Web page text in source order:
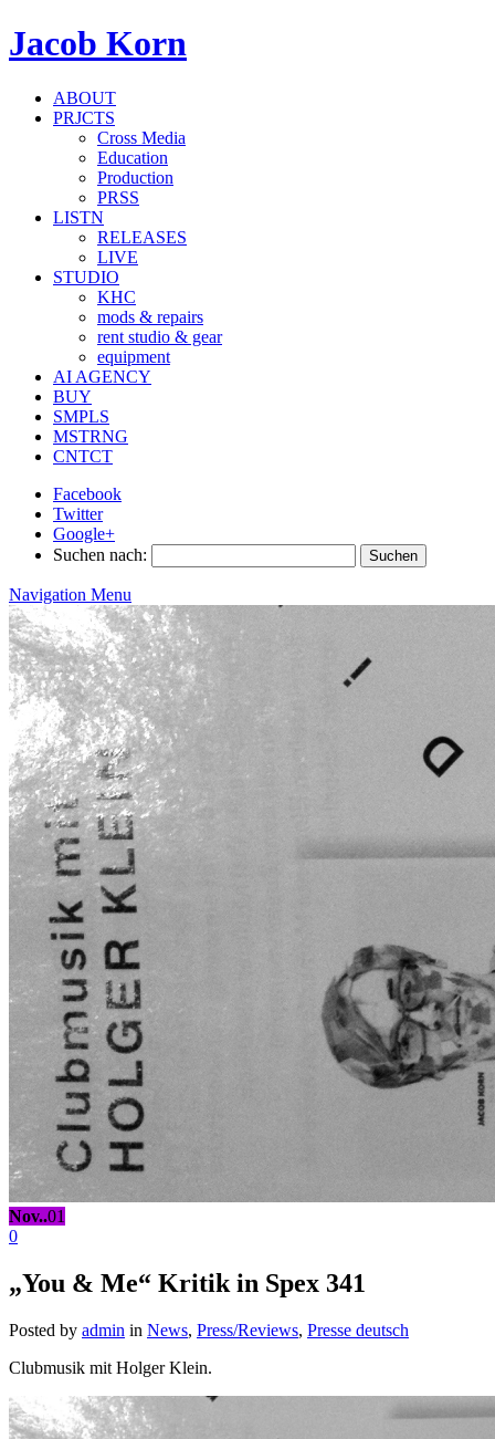
Jacob Korn
ABOUT
PRJCTS
Cross Media
Education
Production
PRSS
LISTN
RELEASES
LIVE
STUDIO
KHC
mods & repairs
rent studio & gear
equipment
AI AGENCY
BUY
SMPLS
MSTRNG
CNTCT
Facebook
Twitter
Google+
Suchen nach:
Navigation Menu
Nov..01
0
„You & Me“ Kritik in Spex 341
Posted by admin in News, Press/Reviews, Presse deutsch
Clubmusik mit Holger Klein.